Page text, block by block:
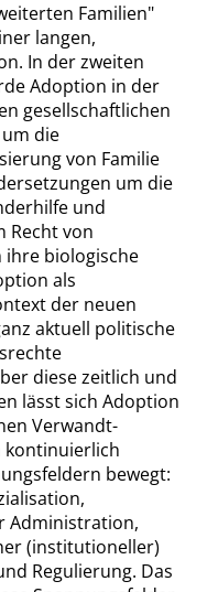
Familien"
langen,
In der zweiten
Adoption in der
gesellschaftlichen
die
von Familie
um die
und
Recht von
ihre biologische
als
der neuen
aktuell politische
diese zeitlich und
lässt sich Adoption
Verwandt-
kontinuierlich
bewegt:
Administration,
(institutioneller)
Regulierung. Das